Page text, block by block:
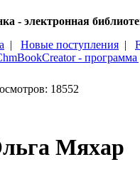
- электронная
| Новые поступления |
-
18552
Мяхар